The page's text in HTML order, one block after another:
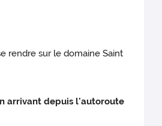
rendre sur le domaine Saint
arrivant depuis l'autoroute